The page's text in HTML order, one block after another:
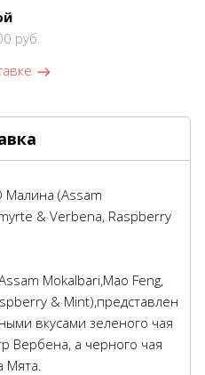
руб.
Малина (Assam
& Verbena, Raspberry
Mokalbari,Mao Feng,
& Mint),представлен
вкусами зеленого чая
Вербена, а черного чая
Мята.